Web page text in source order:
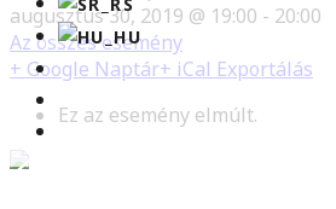
augusztus 30, 2019 @ 19:00 - 20:00
Az összes esemény
+ Google Naptár+ iCal Exportálás
Ez az esemény elmúlt.